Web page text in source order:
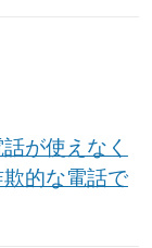
が使えなく
的な電話で